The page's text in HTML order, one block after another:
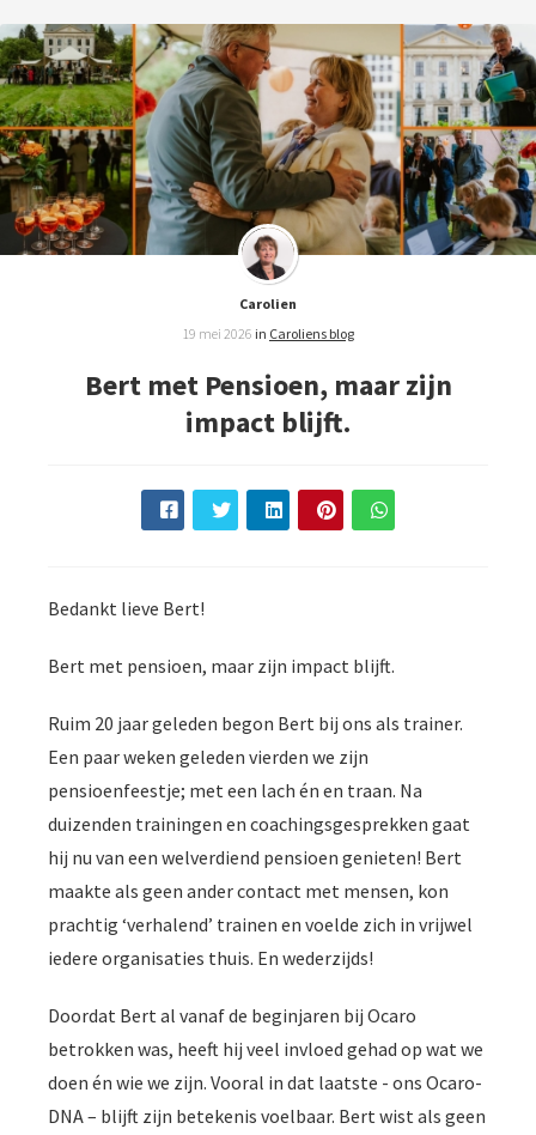
Carolien
19 mei 2026 in Caroliens blog
Bert met Pensioen, maar zijn
impact blijft.
Bedankt lieve Bert!
Bert met pensioen, maar zijn impact blijft.
Ruim 20 jaar geleden begon Bert bij ons als trainer.
Een paar weken geleden vierden we zijn
pensioenfeestje; met een lach én en traan. Na
duizenden trainingen en coachingsgesprekken gaat
hij nu van een welverdiend pensioen genieten! Bert
maakte als geen ander contact met mensen, kon
prachtig ‘verhalend’ trainen en voelde zich in vrijwel
iedere organisaties thuis. En wederzijds!
Doordat Bert al vanaf de beginjaren bij Ocaro
betrokken was, heeft hij veel invloed gehad op wat we
doen én wie we zijn. Vooral in dat laatste - ons Ocaro-
DNA – blijft zijn betekenis voelbaar. Bert wist als geen